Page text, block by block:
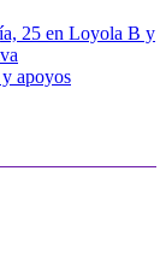
25 en Loyola B y
apoyos